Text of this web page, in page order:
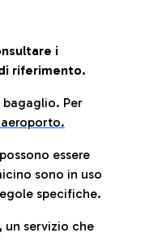
i
riferimento.
bagaglio. Per
essere
sono in uso
specifiche.
, un servizio che